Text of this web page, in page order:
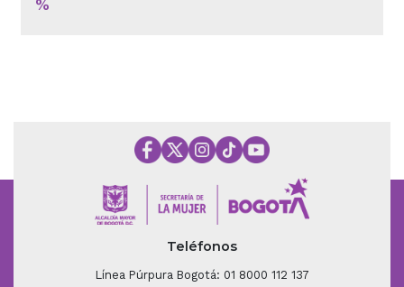
%
Teléfonos
Línea Púrpura Bogotá: 01 8000 112 137